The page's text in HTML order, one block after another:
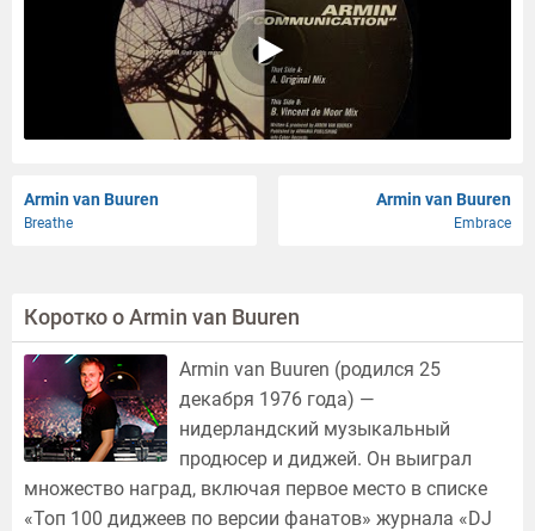
Armin van Buuren
Breathe
Armin van Buuren
Embrace
Коротко о Armin van Buuren
Armin van Buuren (родился 25
декабря 1976 года) —
нидерландский музыкальный
продюсер и диджей. Он выиграл
множество наград, включая первое место в списке
«Топ 100 диджеев по версии фанатов» журнала «DJ